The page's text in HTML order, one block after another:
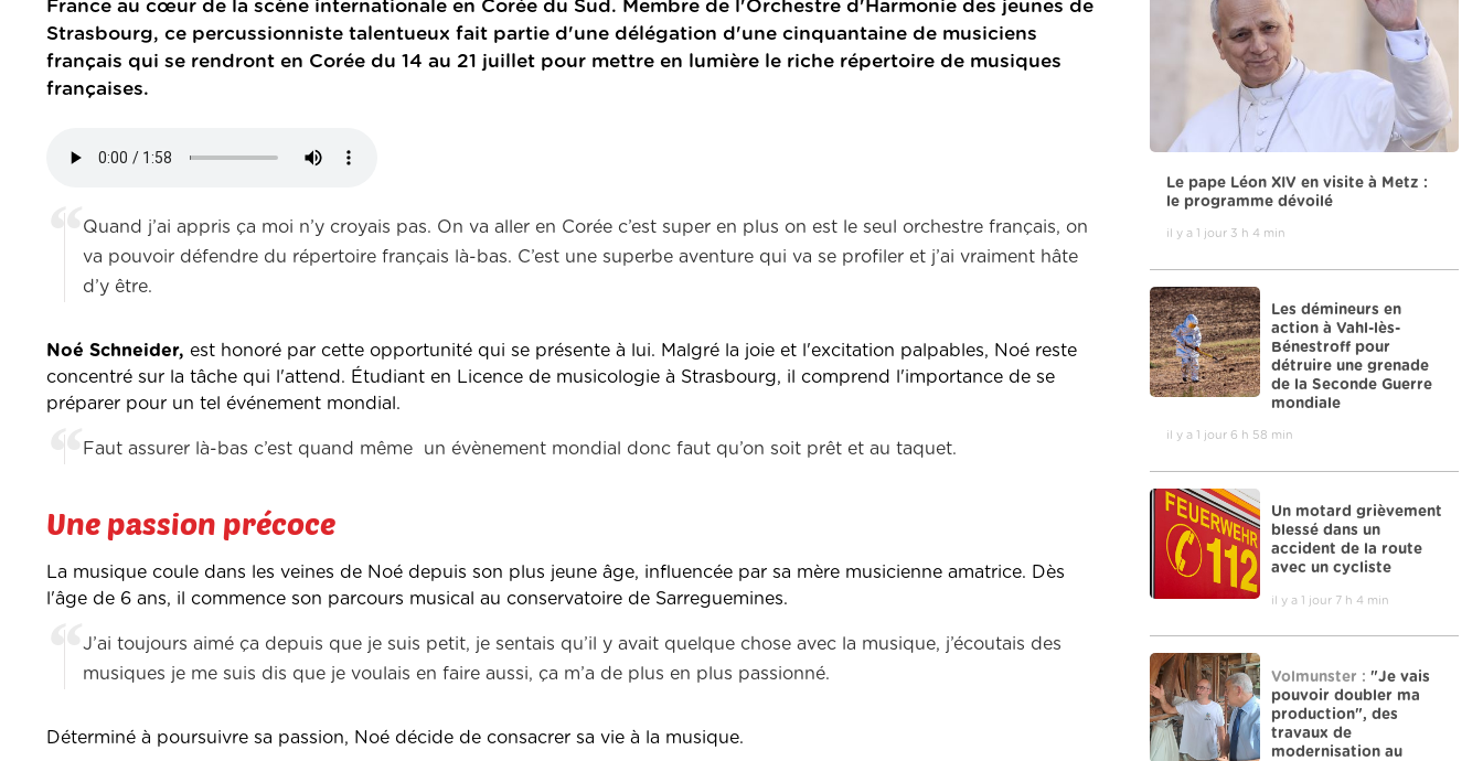
France au cœur de la scène internationale en Corée du Sud. Membre de l'Orchestre d'Harmonie des jeunes de
Strasbourg, ce percussionniste talentueux fait partie d'une délégation d'une cinquantaine de musiciens
français qui se rendront en Corée du 14 au 21 juillet pour mettre en lumière le riche répertoire de musiques
françaises.
Quand j’ai appris ça moi n’y croyais pas. On va aller en Corée c’est super en plus on est le seul orchestre français, on
va pouvoir défendre du répertoire français là-bas. C’est une superbe aventure qui va se profiler et j’ai vraiment hâte
d’y être.
Noé Schneider, est honoré par cette opportunité qui se présente à lui. Malgré la joie et l'excitation palpables, Noé reste
concentré sur la tâche qui l'attend. Étudiant en Licence de musicologie à Strasbourg, il comprend l'importance de se
préparer pour un tel événement mondial.
Faut assurer là-bas c’est quand même un évènement mondial donc faut qu’on soit prêt et au taquet.
Une passion précoce
La musique coule dans les veines de Noé depuis son plus jeune âge, influencée par sa mère musicienne amatrice. Dès
l'âge de 6 ans, il commence son parcours musical au conservatoire de Sarreguemines.
J’ai toujours aimé ça depuis que je suis petit, je sentais qu’il y avait quelque chose avec la musique, j’écoutais des
musiques je me suis dis que je voulais en faire aussi, ça m’a de plus en plus passionné.
Déterminé à poursuivre sa passion, Noé décide de consacrer sa vie à la musique.
Le pape Léon XIV en visite à Metz :
le programme dévoilé
il y a 1 jour 3 h 4 min
Les démineurs en
action à Vahl-lès-
Bénestroff pour
détruire une grenade
de la Seconde Guerre
mondiale
il y a 1 jour 6 h 58 min
Un motard grièvement
blessé dans un
accident de la route
avec un cycliste
il y a 1 jour 7 h 4 min
Volmunster : "Je vais
pouvoir doubler ma
production", des
travaux de
modernisation au